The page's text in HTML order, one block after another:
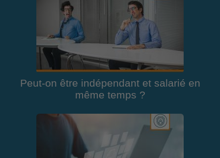
Peut-on être indépendant et salarié en
même temps ?